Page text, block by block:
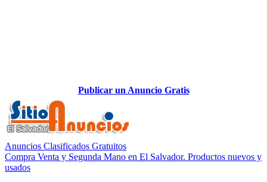
Publicar un Anuncio Gratis
Anuncios Clasificados Gratuitos
Compra Venta y Segunda Mano en El Salvador. Productos nuevos y
usados